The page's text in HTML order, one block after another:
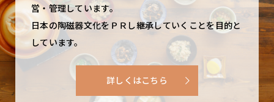
営・管理しています。
日本の陶磁器文化をＰＲし継承していくことを目的と
しています。
詳しくはこちら